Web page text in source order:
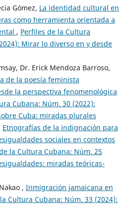
Gómez, La identidad cultural en
como herramienta orientada a
, Perfiles de la Cultura
Mirar lo diverso en y desde
Dr. Erick Mendoza Barroso,
de la poesía feminista
la perspectiva fenomenológica
Cubana: Núm. 30 (2022):
Cuba: miradas plurales
Etnografías de la indignación para
sociales en contextos
la Cultura Cubana: Núm. 25
miradas teóricas-
, Inmigración jamaicana en
Cultura Cubana: Núm. 33 (2024):